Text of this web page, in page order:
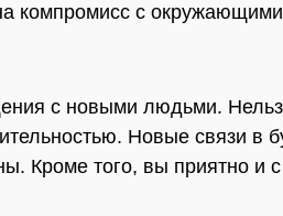
компромисс с
с новыми людьми.
Новые связи в
Кроме того, вы приятно и